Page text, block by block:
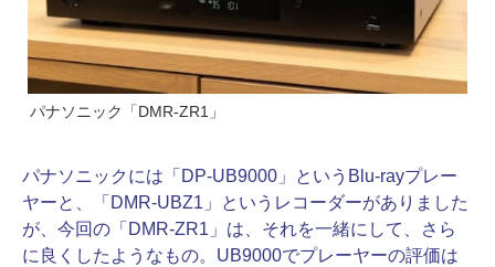
パナソニック「DMR-ZR1」
パナソニックには「DP-UB9000」というBlu-rayプレー
ヤーと、「DMR-UBZ1」というレコーダーがありました
が、今回の「DMR-ZR1」は、それを一緒にして、さら
に良くしたようなもの。UB9000でプレーヤーの評価は